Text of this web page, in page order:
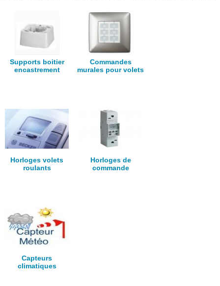
Supports boitier
encastrement
Commandes
murales pour volets
Horloges volets
roulants
Horloges de
commande
Capteurs
climatiques